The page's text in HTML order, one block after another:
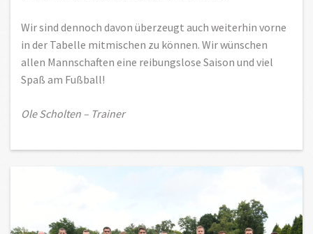
Wir sind dennoch davon überzeugt auch weiterhin vorne
in der Tabelle mitmischen zu können. Wir wünschen
allen Mannschaften eine reibungslose Saison und viel
Spaß am Fußball!
Ole Scholten – Trainer